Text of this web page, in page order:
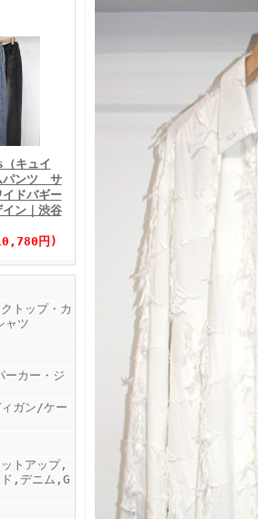
11月号
月号
年9月号
キュイ
パンツ サ
ドバギー
ン｜渋谷
円)
トップ・カ
ャツ
ーカー・ジ
ガン/ケー
トアップ,
,デニム,G